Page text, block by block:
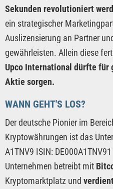
Sekunden revolutioniert
ein strategischer
Auslizensierung an Partner
gewährleisten. Allein diese
Upco International dürfte für
Aktie sorgen.
WANN GEHT'S LOS?
Der deutsche Pionier im
Kryptowährungen ist das
A1TNV9 ISIN:
Unternehmen betreibt mit
Kryptomarktplatz und